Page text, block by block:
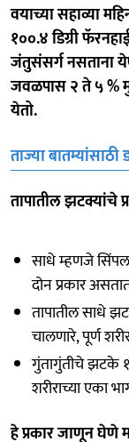
वयाच्या सहाव्या
१००.४ डिग्री
जंतुसंसर्ग नसताना
जवळपास २ ते ५ %
येतो.
ताज्या
तापातील झटक्यांचे
साधे म्हणजे
दोन प्रकार
तापातील साधे
चालणारे, पूर्ण
गुंतागुंतीचे झटके
शरीराच्या एका
हे प्रकार जाणून घेणे